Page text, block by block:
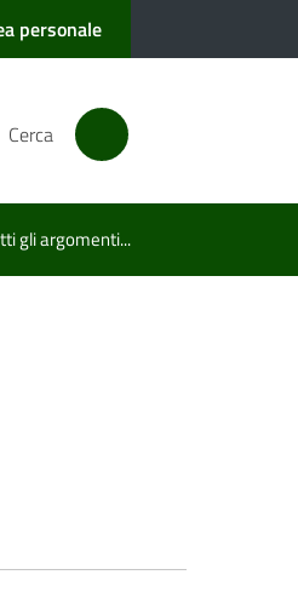
personale
Cerca
gli argomenti...